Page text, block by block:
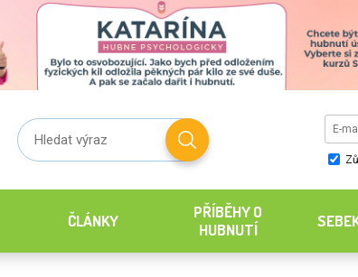
ČLÁNKY
PŘÍBĚHY O
HUBNUTÍ